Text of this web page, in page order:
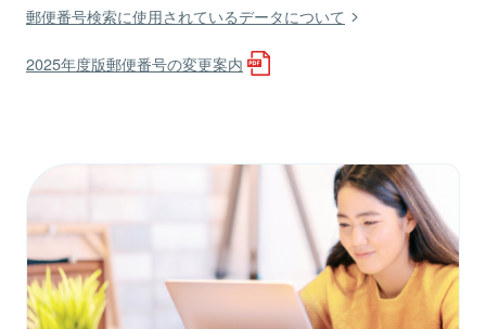
郵便番号検索に使用されているデータについて
2025年度版郵便番号の変更案内